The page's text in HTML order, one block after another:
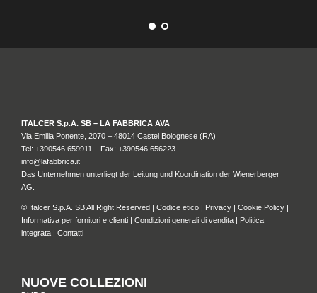
ITALCER S.p.A. SB – LA FABBRICA AVA
Via Emilia Ponente, 2070 – 48014 Castel Bolognese (RA)
Tel: +390546 659911 – Fax: +390546 656223
info@lafabbrica.it
Das Unternehmen unterliegt der Leitung und Koordination der Wienerberger
AG.
© Italcer S.p.A. SB All Right Reserved | Codice etico Privacy Cookie Policy
Informativa per fornitori e clienti
Condizioni generali di vendita
Politica
integrata
Contatti
NUOVE COLLEZIONI